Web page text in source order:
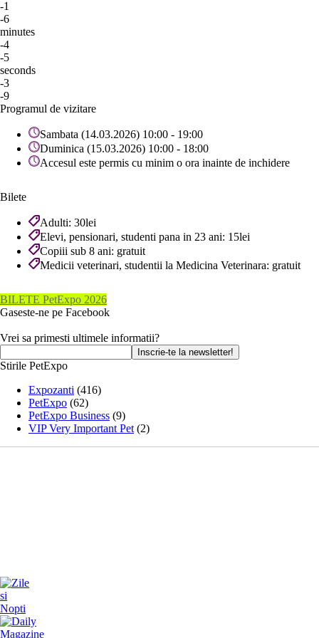
-1
-6
minutes
-4
-5
seconds
-3
-9
Programul de vizitare
Sambata (14.03.2026) 10:00 - 19:00
Duminica (15.03.2026) 10:00 - 18:00
Accesul este permis cu minim o ora inainte de inchidere
Bilete
Adulti: 30lei
Elevi, pensionari, studenti pana in 23 ani: 15lei
Copiii sub 8 ani: gratuit
Medicii veterinari, studentii la Medicina Veterinara: gratuit
BILETE PetExpo 2026
Gaseste-ne pe Facebook
Vrei sa primesti ultimele informatii?
Stirile PetExpo
Expozanti (416)
PetExpo (62)
PetExpo Business (9)
VIP Very Important Pet (2)